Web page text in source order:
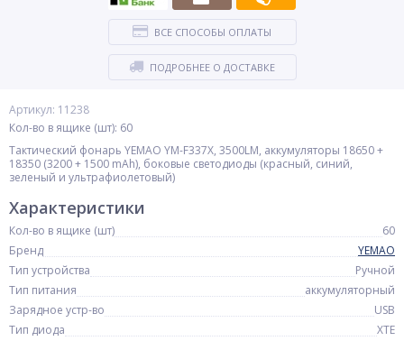
Артикул: 11238
Кол-во в ящике (шт): 60
Тактический фонарь YEMAO YM-F337X, 3500LM, аккумуляторы 18650 +
18350 (3200 + 1500 mAh), боковые светодиоды (красный, синий,
зеленый и ультрафиолетовый)
ВСЕ СПОСОБЫ ОПЛАТЫ
ПОДРОБНЕЕ О ДОСТАВКЕ
Характеристики
Кол-во в ящике (шт)
60
Бренд
YEMAO
Тип устройства
Ручной
Тип питания
аккумуляторный
Зарядное устр-во
USB
Тип диода
XTE